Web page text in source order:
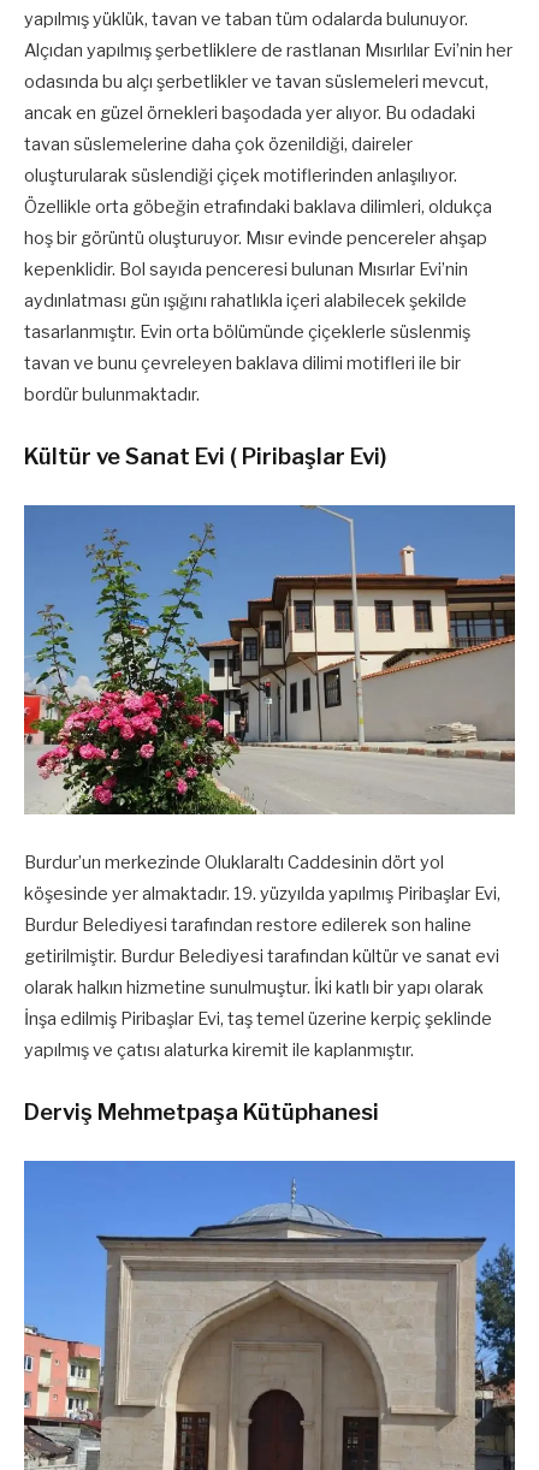
yapılmış yüklük, tavan ve taban tüm odalarda bulunuyor.
Alçıdan yapılmış şerbetliklere de rastlanan Mısırlılar Evi’nin her
odasında bu alçı şerbetlikler ve tavan süslemeleri mevcut,
ancak en güzel örnekleri başodada yer alıyor. Bu odadaki
tavan süslemelerine daha çok özenildiği, daireler
oluşturularak süslendiği çiçek motiflerinden anlaşılıyor.
Özellikle orta göbeğin etrafındaki baklava dilimleri, oldukça
hoş bir görüntü oluşturuyor. Mısır evinde pencereler ahşap
kepenklidir. Bol sayıda penceresi bulunan Mısırlar Evi’nin
aydınlatması gün ışığını rahatlıkla içeri alabilecek şekilde
tasarlanmıştır. Evin orta bölümünde çiçeklerle süslenmiş
tavan ve bunu çevreleyen baklava dilimi motifleri ile bir
bordür bulunmaktadır.
Kültür ve Sanat Evi ( Piribaşlar Evi)
Burdur’un merkezinde Oluklaraltı Caddesinin dört yol
köşesinde yer almaktadır. 19. yüzyılda yapılmış Piribaşlar Evi,
Burdur Belediyesi tarafından restore edilerek son haline
getirilmiştir. Burdur Belediyesi tarafından kültür ve sanat evi
olarak halkın hizmetine sunulmuştur. İki katlı bir yapı olarak
İnşa edilmiş Piribaşlar Evi, taş temel üzerine kerpiç şeklinde
yapılmış ve çatısı alaturka kiremit ile kaplanmıştır.
Derviş Mehmetpaşa Kütüphanesi